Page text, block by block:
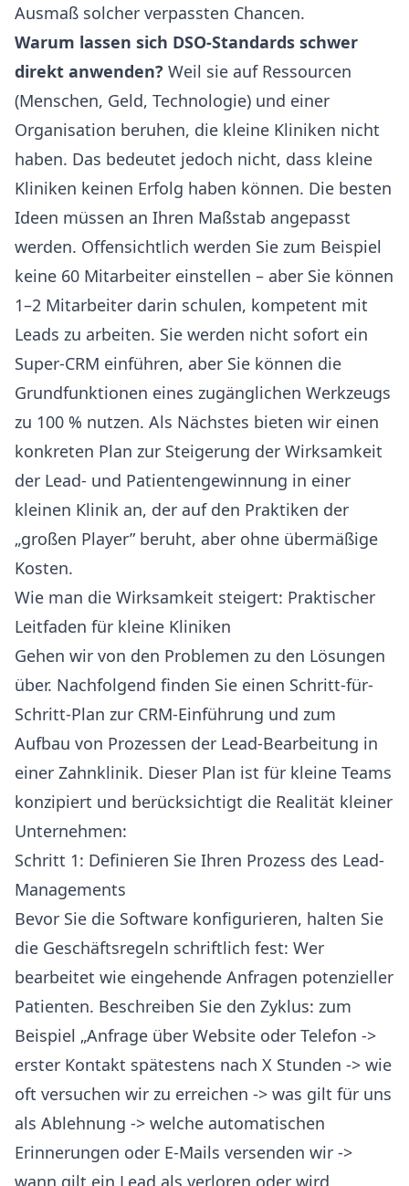
Ausmaß solcher verpassten Chancen.
Warum lassen sich DSO-Standards schwer
direkt anwenden? Weil sie auf Ressourcen
(Menschen, Geld, Technologie) und einer
Organisation beruhen, die kleine Kliniken nicht
haben. Das bedeutet jedoch nicht, dass kleine
Kliniken keinen Erfolg haben können. Die besten
Ideen müssen an Ihren Maßstab angepasst
werden. Offensichtlich werden Sie zum Beispiel
keine 60 Mitarbeiter einstellen – aber Sie können
1–2 Mitarbeiter darin schulen, kompetent mit
Leads zu arbeiten. Sie werden nicht sofort ein
Super-CRM einführen, aber Sie können die
Grundfunktionen eines zugänglichen Werkzeugs
zu 100 % nutzen. Als Nächstes bieten wir einen
konkreten Plan zur Steigerung der Wirksamkeit
der Lead- und Patientengewinnung in einer
kleinen Klinik an, der auf den Praktiken der
„großen Player” beruht, aber ohne übermäßige
Kosten.
Wie man die Wirksamkeit steigert: Praktischer
Leitfaden für kleine Kliniken
Gehen wir von den Problemen zu den Lösungen
über. Nachfolgend finden Sie einen Schritt-für-
Schritt-Plan zur CRM-Einführung und zum
Aufbau von Prozessen der Lead-Bearbeitung in
einer Zahnklinik. Dieser Plan ist für kleine Teams
konzipiert und berücksichtigt die Realität kleiner
Unternehmen:
Schritt 1: Definieren Sie Ihren Prozess des Lead-
Managements
Bevor Sie die Software konfigurieren, halten Sie
die Geschäftsregeln schriftlich fest: Wer
bearbeitet wie eingehende Anfragen potenzieller
Patienten. Beschreiben Sie den Zyklus: zum
Beispiel „Anfrage über Website oder Telefon ->
erster Kontakt spätestens nach X Stunden -> wie
oft versuchen wir zu erreichen -> was gilt für uns
als Ablehnung -> welche automatischen
Erinnerungen oder E-Mails versenden wir ->
wann gilt ein Lead als verloren oder wird